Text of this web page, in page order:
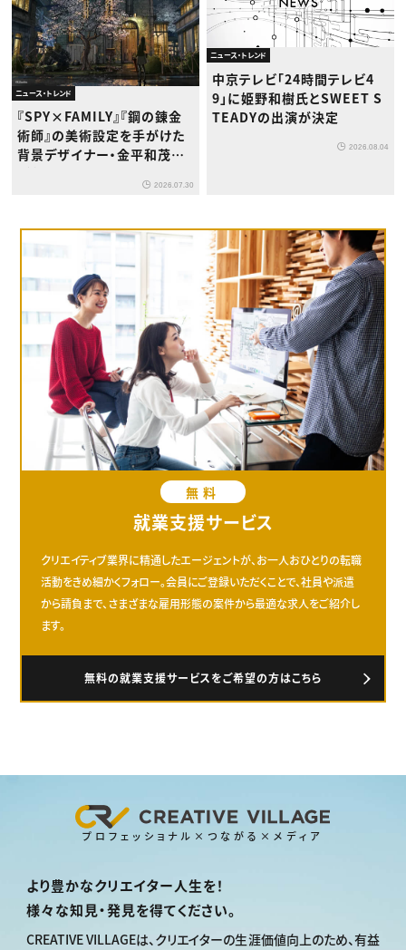
ニュース・トレンド
『SPY×FAMILY』『鋼の錬金
術師』の美術設定を手がけた
背景デザイナー・金平和茂氏
2026.07.30
ニュース・トレンド
中京テレビ「24時間テレビ4
9」に姫野和樹氏とSWEET S
TEADYの出演が決定
2026.08.04
無料
就業支援サービス
クリエイティブ業界に精通したエージェントが、お一人おひとりの転職
活動をきめ細かくフォロー。会員にご登録いただくことで、社員や派遣
から請負まで、さまざまな雇用形態の案件から最適な求人をご紹介し
ます。
無料の就業支援サービスをご希望の方はこちら
プロフェッショナル×つながる×メディア
より豊かなクリエイター人生を！
様々な知見・発見を得てください。
CREATIVE VILLAGEは、クリエイターの生涯価値向上のため、有益